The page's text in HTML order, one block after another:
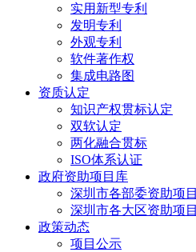
实用新型专利
发明专利
外观专利
软件著作权
集成电路图
资质认定
知识产权贯标认定
双软认定
两化融合贯标
ISO体系认证
政府资助项目库
深圳市各部委资助项目
深圳市各大区资助项目
政策动态
项目公示